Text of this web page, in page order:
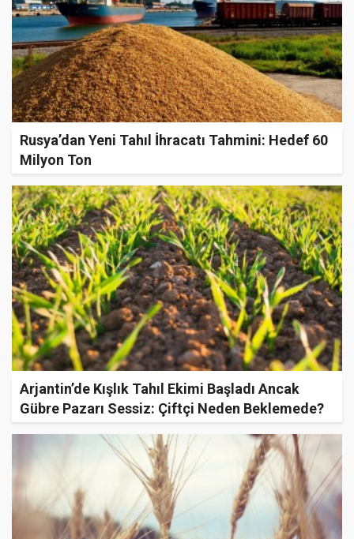
Rusya’dan Yeni Tahıl İhracatı Tahmini: Hedef 60
Milyon Ton
Arjantin’de Kışlık Tahıl Ekimi Başladı Ancak
Gübre Pazarı Sessiz: Çiftçi Neden Beklemede?